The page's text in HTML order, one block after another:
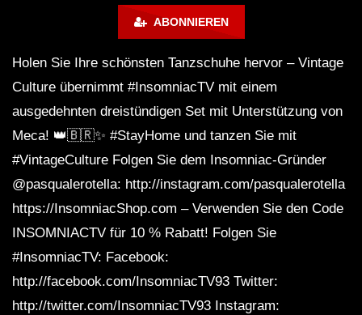
ABONNIEREN
Holen Sie Ihre schönsten Tanzschuhe hervor – Vintage
Culture übernimmt #InsomniacTV mit einem
ausgedehnten dreistündigen Set mit Unterstützung von
Meca! 👑🇧🇷✨ #StayHome und tanzen Sie mit
#VintageCulture Folgen Sie dem Insomniac-Gründer
@pasqualerotella: http://instagram.com/pasqualerotella
https://InsomniacShop.com – Verwenden Sie den Code
INSOMNIACTV für 10 % Rabatt! Folgen Sie
#InsomniacTV: Facebook:
http://facebook.com/InsomniacTV93 Twitter:
http://twitter.com/InsomniacTV93 Instagram: